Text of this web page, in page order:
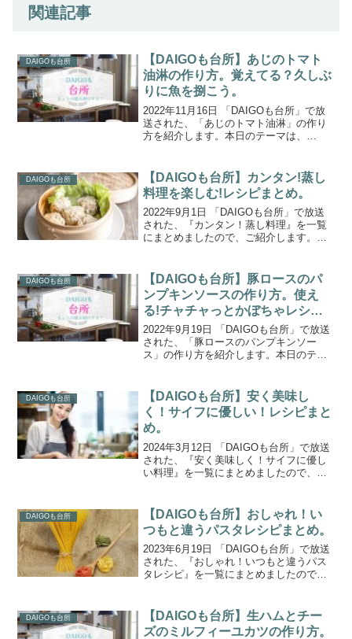
関連記事
DAIGOも台所
【DAIGOも台所】あじのトマト
油淋の作り方。覚えてる？久しぶ
りに魚を捌こう。
2022年11月16日 「DAIGOも台所」で放
送された、「あじのトマト油淋」の作り
方を紹介します。本日のテーマは、
て、やり方すら忘れてしまいました！」
というお悩みに...
DAIGOも台所
【DAIGOも台所】カンタン!蒸し
料理を楽しむ!レシピまとめ。
2022年9月1日 「DAIGOも台所」で放送
された、『カンタン！蒸し料理』を一覧
にまとめましたので、ご紹介します。本
たが、味が濃くなって感動！今後、蒸し
料理を極めたい...
DAIGOも台所
【DAIGOも台所】豚ロースのパ
ンプキンソースの作り方。使え
る!チャチャっとかぼちゃレシ
ピ。
2022年9月19日 「DAIGOも台所」で放送
された、「豚ロースのパンプキンソー
ス」の作り方を紹介します。本日のテー
来かぼちゃ料理を封印しています。こん
な私を救ってく...
DAIGOも台所
【DAIGOも台所】安く美味し
く！サイフに優しい！レシピまと
め。
2024年3月12日 「DAIGOも台所」で放送
された、『安く美味しく！サイフに優し
い料理』を一覧にまとめましたので、ご
た超美味しい本日の推し料理は、「卵と
トマトの炒め...
DAIGOも台所
【DAIGOも台所】おしゃれ！い
つもと違うパスタレシピまとめ。
2023年6月19日 「DAIGOも台所」で放送
された、『おしゃれ！いつもと違うパス
タレシピ』を一覧にまとめましたので、
京してきます。田舎では食べられないよ
うなカッコい...
DAIGOも台所
【DAIGOも台所】生ハムとチー
ズのミルフィーユカツの作り方。